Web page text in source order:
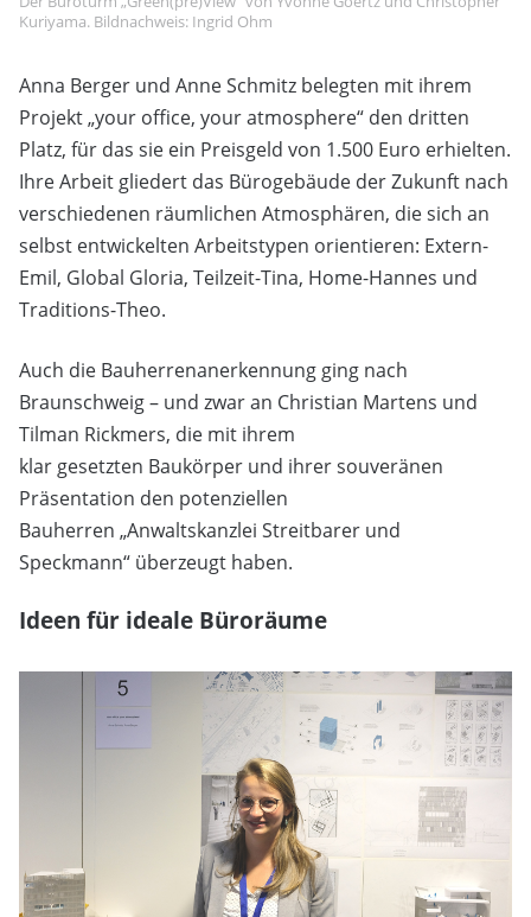
Kuriyama. Bildnachweis: Ingrid Ohm
Anna Berger und Anne Schmitz belegten mit ihrem
Projekt „your office, your atmosphere“ den dritten
Platz, für das sie ein Preisgeld von 1.500 Euro erhielten.
Ihre Arbeit gliedert das Bürogebäude der Zukunft nach
verschiedenen räumlichen Atmosphären, die sich an
selbst entwickelten Arbeitstypen orientieren: Extern-
Emil, Global Gloria, Teilzeit-Tina, Home-Hannes und
Traditions-Theo.
Auch die Bauherrenanerkennung ging nach
Braunschweig – und zwar an Christian Martens und
Tilman Rickmers, die mit ihrem
klar gesetzten Baukörper und ihrer souveränen
Präsentation den potenziellen
Bauherren „Anwaltskanzlei Streitbarer und
Speckmann“ überzeugt haben.
Ideen für ideale Büroräume